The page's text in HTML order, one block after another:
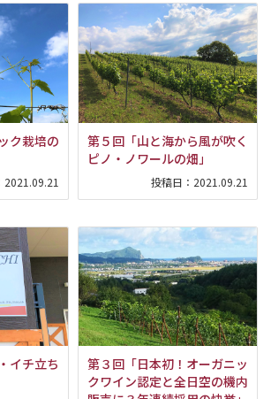
ク栽培の
2021.09.21
第５回「山と海から風が吹く
ピノ・ノワールの畑」
投稿日： 2021.09.21
イチ立ち
第３回「日本初！オーガニッ
クワイン認定と全日空の機内